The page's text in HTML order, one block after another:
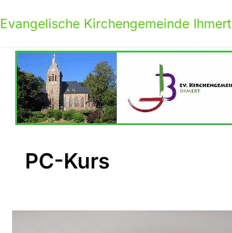
Evangelische Kirchengemeinde Ihmert
PC-Kurs